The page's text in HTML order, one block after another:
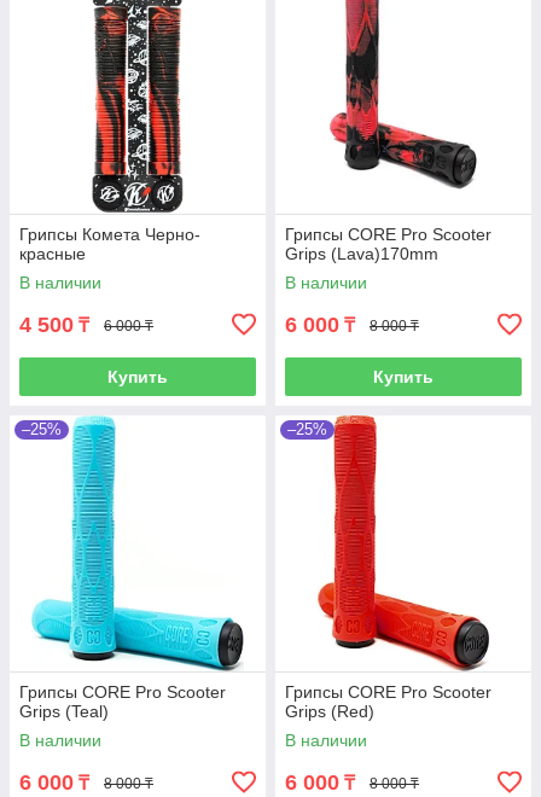
Грипсы Комета Черно-
красные
В наличии
4 500 ₸ 6 000 ₸
Купить
Грипсы CORE Pro Scooter
Grips (Lava)170mm
В наличии
6 000 ₸ 8 000 ₸
Купить
–25%
Грипсы CORE Pro Scooter
Grips (Teal)
В наличии
6 000 ₸ 8 000 ₸
–25%
Грипсы CORE Pro Scooter
Grips (Red)
В наличии
6 000 ₸ 8 000 ₸